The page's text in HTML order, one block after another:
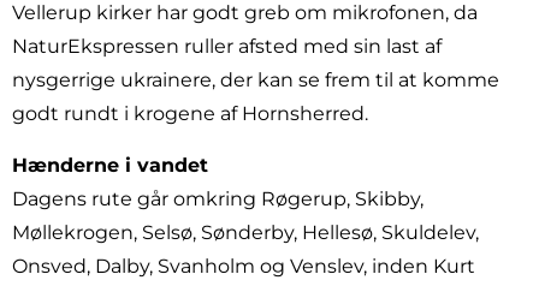
Vellerup kirker har godt greb om mikrofonen, da
NaturEkspressen ruller afsted med sin last af
nysgerrige ukrainere, der kan se frem til at komme
godt rundt i krogene af Hornsherred.
Hænderne i vandet
Dagens rute går omkring Røgerup, Skibby,
Møllekrogen, Selsø, Sønderby, Hellesø, Skuldelev,
Onsved, Dalby, Svanholm og Venslev, inden Kurt